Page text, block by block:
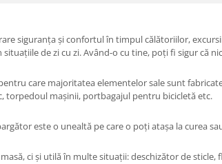
siguranța și confortul în timpul călătoriilor,
de zi cu zi. Având-o cu tine, poți fi sigur că
care majoritatea elementelor sale sunt
torpedoul mașinii, portbagajul pentru bicicletă etc.
este o unealtă pe care o poți atașa la curea
ci și utilă în multe situații: deschizător de sticle,